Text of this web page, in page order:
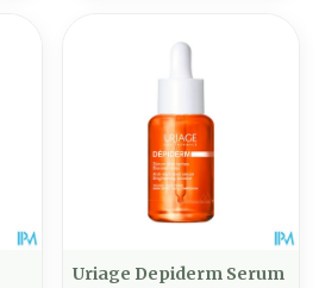
Uriage Depiderm Serum